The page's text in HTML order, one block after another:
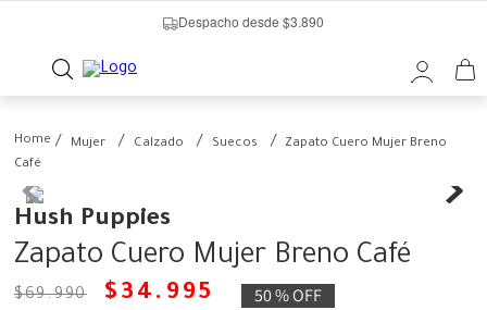
Despacho desde $3.890
Mujer Calzado Suecos
Zapato Cuero Mujer Breno
Café
Hush Puppies
Zapato Cuero Mujer Breno Café
$69.990 $ 34 . 995 50 %OFF